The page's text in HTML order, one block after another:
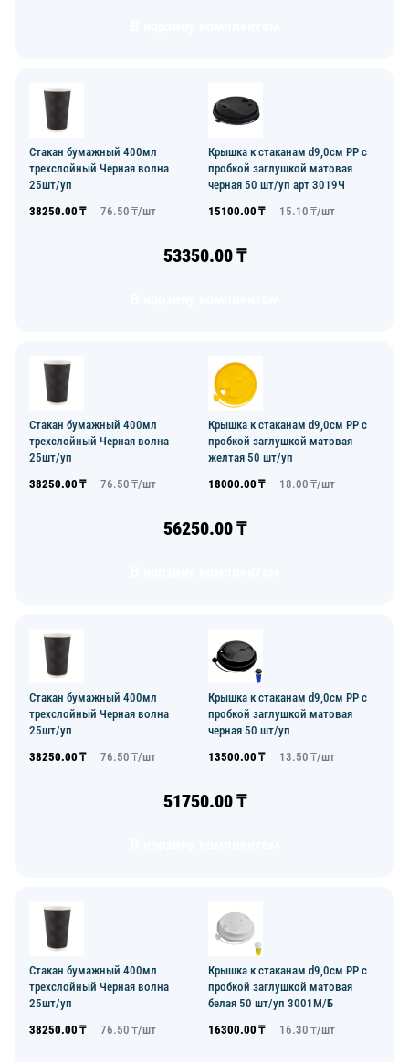
Стакан бумажный 400мл
трехслойный Черная волна
25шт/уп
38250.00 ₸ 76.50 ₸/шт
Крышка к стаканам d9,0см PP с
пробкой заглушкой матовая
черная 50 шт/уп арт 3019Ч
15100.00 ₸ 15.10 ₸/шт
53350.00₸
Стакан бумажный 400мл
трехслойный Черная волна
25шт/уп
38250.00 ₸ 76.50 ₸/шт
Крышка к стаканам d9,0см PP с
пробкой заглушкой матовая
желтая 50 шт/уп
18000.00 ₸ 18.00 ₸/шт
56250.00₸
Стакан бумажный 400мл
трехслойный Черная волна
25шт/уп
38250.00 ₸ 76.50 ₸/шт
Крышка к стаканам d9,0см PP с
пробкой заглушкой матовая
черная 50 шт/уп
13500.00 ₸ 13.50 ₸/шт
51750.00₸
Стакан бумажный 400мл
трехслойный Черная волна
25шт/уп
38250.00 ₸ 76.50 ₸/шт
Крышка к стаканам d9,0см PP с
пробкой заглушкой матовая
белая 50 шт/уп 3001М/Б
16300.00 ₸ 16.30 ₸/шт